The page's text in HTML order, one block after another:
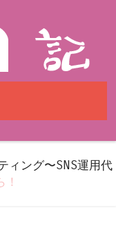
ング〜SNS運用代